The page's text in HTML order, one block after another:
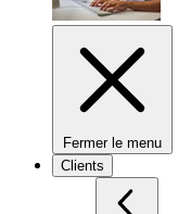
Fermer le menu
Clients